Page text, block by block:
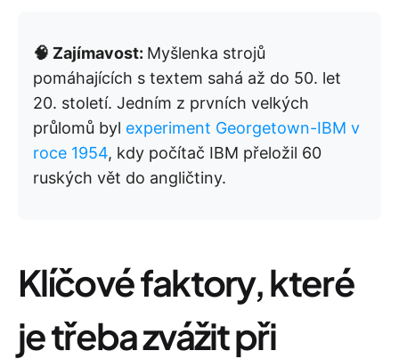
🧠 Zajímavost: Myšlenka strojů
pomáhajících s textem sahá až do 50. let
20. století. Jedním z prvních velkých
průlomů byl experiment Georgetown-IBM v
roce 1954, kdy počítač IBM přeložil 60
ruských vět do angličtiny.
Klíčové faktory, které
je třeba zvážit při